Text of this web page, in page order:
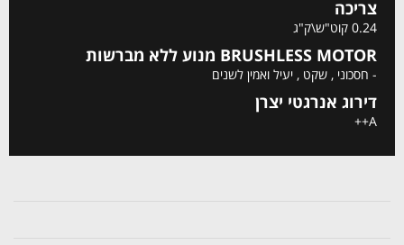
צריכה
0.24 קוט"ש\ק"ג
BRUSHLESS MOTOR מנוע ללא מברשות
- חסכוני , שקט , יעיל ואמין לשנים
דירוג אנרגטי יצרן
A++